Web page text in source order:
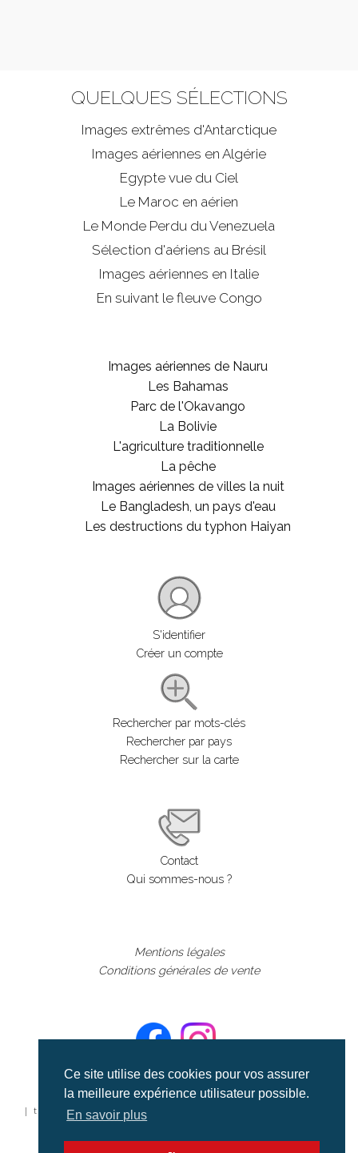
Ce site utilise des cookies pour vos assurer
la meilleure expérience utilisateur possible.
En savoir plus
QUELQUES SÉLECTIONS
Images extrêmes d'Antarctique
Images aériennes en Algérie
Egypte vue du Ciel
Le Maroc en aérien
Le Monde Perdu du Venezuela
Sélection d'aériens au Brésil
Images aériennes en Italie
En suivant le fleuve Congo
Images aériennes de Nauru
Les Bahamas
Parc de l'Okavango
La Bolivie
L'agriculture traditionnelle
La pêche
Images aériennes de villes la nuit
Le Bangladesh, un pays d'eau
Les destructions du typhon Haiyan
S'identifier
Créer un compte
Rechercher par mots-clés
Rechercher par pays
Rechercher sur la carte
Contact
Qui sommes-nous ?
Mentions légales
Conditions générales de vente
©aerialcollection marque déposée 2024
| tous droits réservés | aerialcollection.fr banque d'images
aériennes et documentaires video et cinéma |